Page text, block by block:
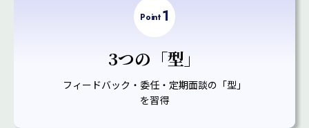
Point1
3つの「型」
フィードバック・委任・定期面談の「型」
を習得